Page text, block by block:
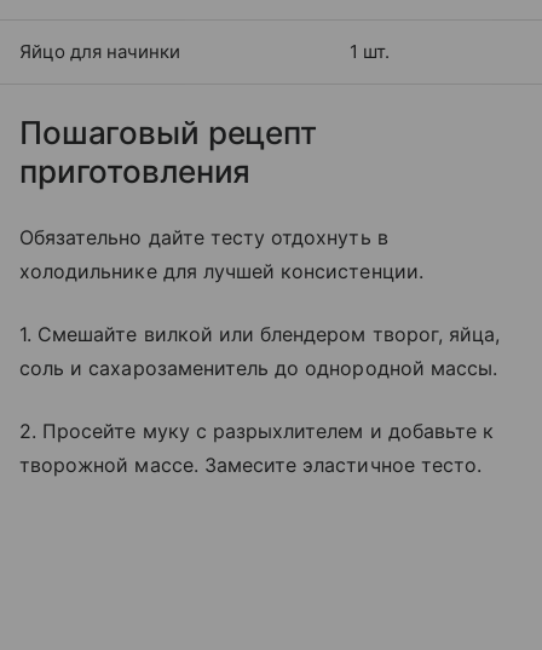
Яйцо для начинки 1 шт.
Пошаговый рецепт
приготовления
Обязательно дайте тесту отдохнуть в
холодильнике для лучшей консистенции.
1. Смешайте вилкой или блендером творог, яйца,
соль и сахарозаменитель до однородной массы.
2. Просейте муку с разрыхлителем и добавьте к
творожной массе. Замесите эластичное тесто.